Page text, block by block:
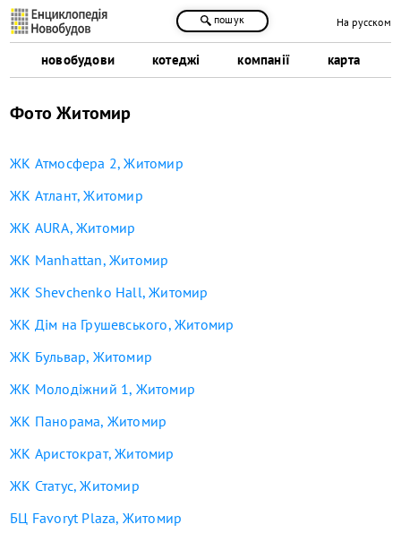
новобудови котеджі компанії карта
пошук На русском
Фото Житомир
ЖК Атмосфера 2, Житомир
ЖК Атлант, Житомир
ЖК AURA, Житомир
ЖК Manhattan, Житомир
ЖК Shevchenko Hall, Житомир
ЖК Дім на Грушевського, Житомир
ЖК Бульвар, Житомир
ЖК Молодіжний 1, Житомир
ЖК Панорама, Житомир
ЖК Аристократ, Житомир
ЖК Статус, Житомир
БЦ Favoryt Plaza, Житомир